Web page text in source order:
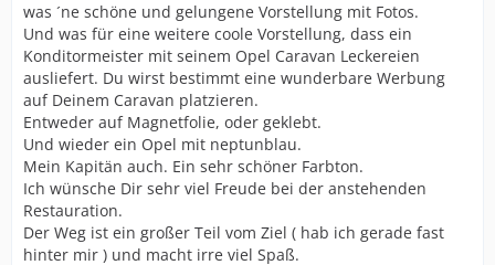
was ´ne schöne und gelungene Vorstellung mit Fotos.
Und was für eine weitere coole Vorstellung, dass ein
Konditormeister mit seinem Opel Caravan Leckereien
ausliefert. Du wirst bestimmt eine wunderbare Werbung
auf Deinem Caravan platzieren.
Entweder auf Magnetfolie, oder geklebt.
Und wieder ein Opel mit neptunblau.
Mein Kapitän auch. Ein sehr schöner Farbton.
Ich wünsche Dir sehr viel Freude bei der anstehenden
Restauration.
Der Weg ist ein großer Teil vom Ziel ( hab ich gerade fast
hinter mir ) und macht irre viel Spaß.